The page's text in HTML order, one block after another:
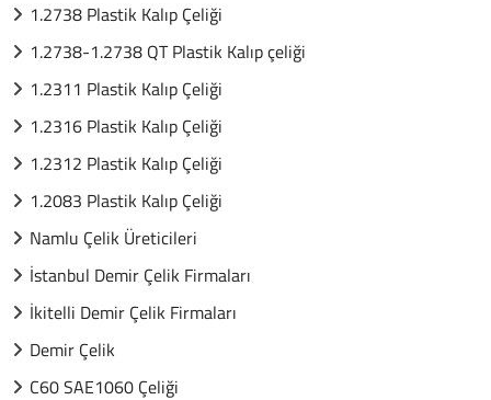
1.2738 Plastik Kalıp Çeliği
1.2738-1.2738 QT Plastik Kalıp çeliği
1.2311 Plastik Kalıp Çeliği
1.2316 Plastik Kalıp Çeliği
1.2312 Plastik Kalıp Çeliği
1.2083 Plastik Kalıp Çeliği
Namlu Çelik Üreticileri
İstanbul Demir Çelik Firmaları
İkitelli Demir Çelik Firmaları
Demir Çelik
C60 SAE1060 Çeliği